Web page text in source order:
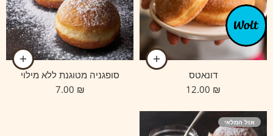
דונאטס
₪
סופגניה מטוגנת ללא מילוי
₪
אזל המלאי